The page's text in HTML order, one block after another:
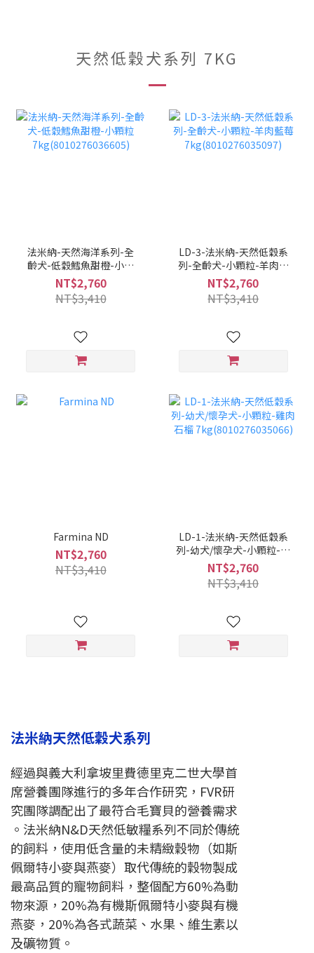
天然低穀犬系列 7KG
法米納-天然海洋系列-全
齡犬-低穀鱈魚甜橙-小顆
粒 7kg(8010276036605)
NT$2,760
NT$3,410
LD-3-法米納-天然低穀系
列-全齡犬-小顆粒-羊肉藍
莓 7kg(8010276035097)
NT$2,760
NT$3,410
Farmina ND
NT$2,760
NT$3,410
LD-1-法米納-天然低穀系
列-幼犬/懷孕犬-小顆粒-雞
肉石榴
7kg(8010276035066)
NT$2,760
NT$3,410
法米納天然低穀犬系列
經過與義大利拿坡里費德里克二世大學首
席營養團隊進行的多年合作研究，FVR研
究團隊調配出了最符合毛寶貝的營養需求
。法米納N&D天然低敏糧系列不同於傳統
的飼料，使用低含量的未精緻穀物（如斯
佩爾特小麥與燕麥）取代傳統的穀物製成
最高品質的寵物飼料，整個配方60%為動
物來源，20%為有機斯佩爾特小麥與有機
燕麥，20%為各式蔬菜、 水果、維生素以
及礦物質。